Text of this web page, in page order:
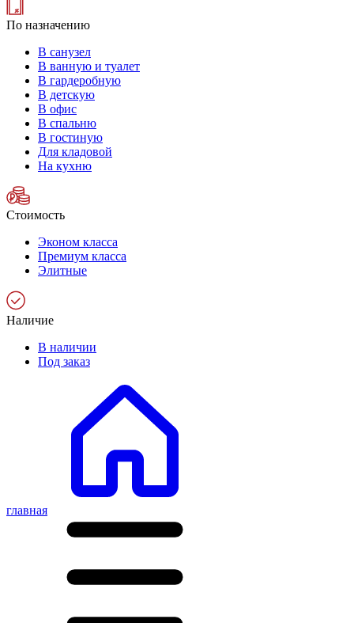
По назначению
В санузел
В ванную и туалет
В гардеробную
В детскую
В офис
В спальню
В гостиную
Для кладовой
На кухню
Стоимость
Эконом класса
Премиум класса
Элитные
Наличие
В наличии
Под заказ
главная